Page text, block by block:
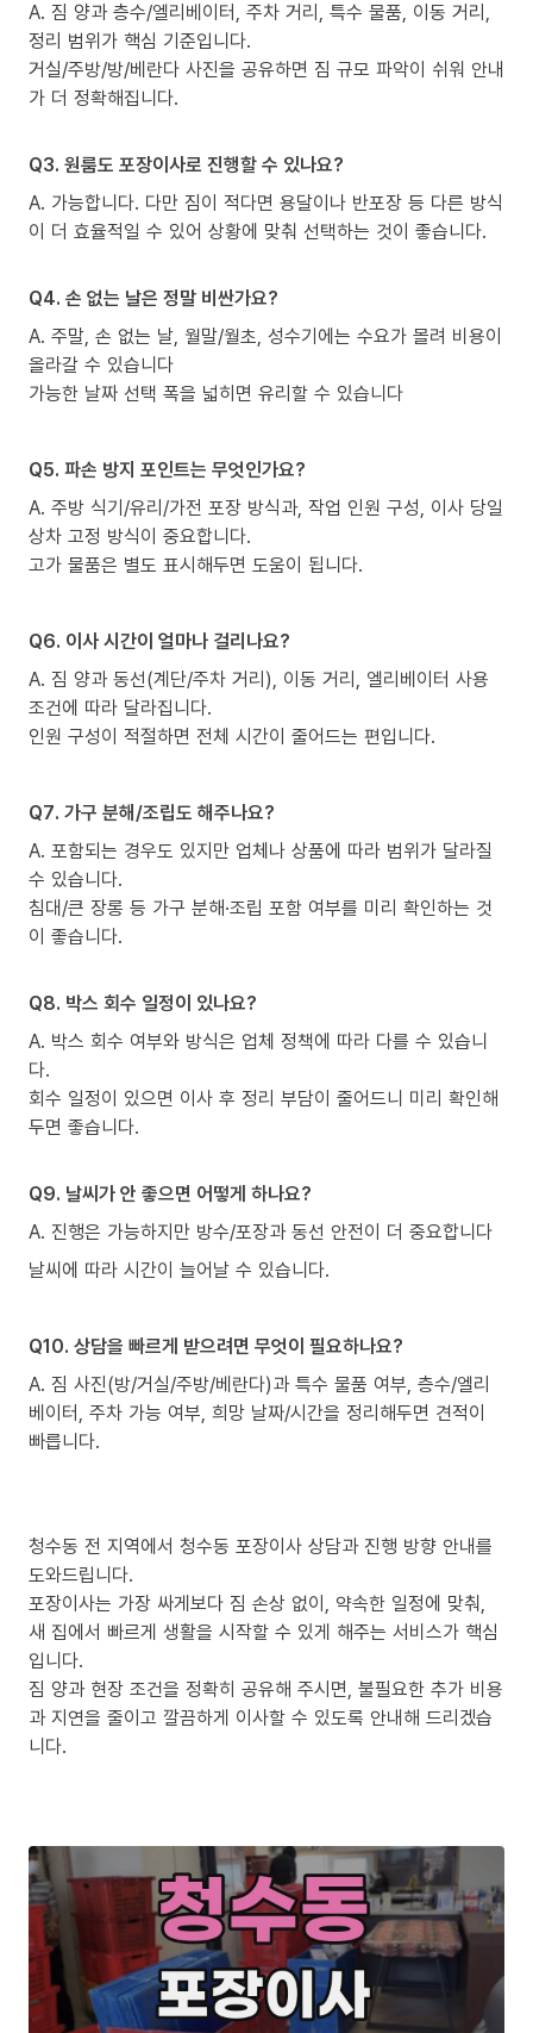
A. 짐 양과 층수/엘리베이터, 주차 거리, 특수 물품, 이동 거리,
정리 범위가 핵심 기준입니다.
거실/주방/방/베란다 사진을 공유하면 짐 규모 파악이 쉬워 안내
가 더 정확해집니다.
Q3. 원룸도 포장이사로 진행할 수 있나요?
A. 가능합니다. 다만 짐이 적다면 용달이나 반포장 등 다른 방식
이 더 효율적일 수 있어 상황에 맞춰 선택하는 것이 좋습니다.
Q4. 손 없는 날은 정말 비싼가요?
A. 주말, 손 없는 날, 월말/월초, 성수기에는 수요가 몰려 비용이
올라갈 수 있습니다
가능한 날짜 선택 폭을 넓히면 유리할 수 있습니다
Q5. 파손 방지 포인트는 무엇인가요?
A. 주방 식기/유리/가전 포장 방식과, 작업 인원 구성, 이사 당일
상차 고정 방식이 중요합니다.
고가 물품은 별도 표시해두면 도움이 됩니다.
Q6. 이사 시간이 얼마나 걸리나요?
A. 짐 양과 동선(계단/주차 거리), 이동 거리, 엘리베이터 사용
조건에 따라 달라집니다.
인원 구성이 적절하면 전체 시간이 줄어드는 편입니다.
Q7. 가구 분해/조립도 해주나요?
A. 포함되는 경우도 있지만 업체나 상품에 따라 범위가 달라질
수 있습니다.
침대/큰 장롱 등 가구 분해·조립 포함 여부를 미리 확인하는 것
이 좋습니다.
Q8. 박스 회수 일정이 있나요?
A. 박스 회수 여부와 방식은 업체 정책에 따라 다를 수 있습니
다.
회수 일정이 있으면 이사 후 정리 부담이 줄어드니 미리 확인해
두면 좋습니다.
Q9. 날씨가 안 좋으면 어떻게 하나요?
A. 진행은 가능하지만 방수/포장과 동선 안전이 더 중요합니다
날씨에 따라 시간이 늘어날 수 있습니다.
Q10. 상담을 빠르게 받으려면 무엇이 필요하나요?
A. 짐 사진(방/거실/주방/베란다)과 특수 물품 여부, 층수/엘리
베이터, 주차 가능 여부, 희망 날짜/시간을 정리해두면 견적이
빠릅니다.
청수동 전 지역에서 청수동 포장이사 상담과 진행 방향 안내를
도와드립니다.
포장이사는 가장 싸게보다 짐 손상 없이, 약속한 일정에 맞춰,
새 집에서 빠르게 생활을 시작할 수 있게 해주는 서비스가 핵심
입니다.
짐 양과 현장 조건을 정확히 공유해 주시면, 불필요한 추가 비용
과 지연을 줄이고 깔끔하게 이사할 수 있도록 안내해 드리겠습
니다.